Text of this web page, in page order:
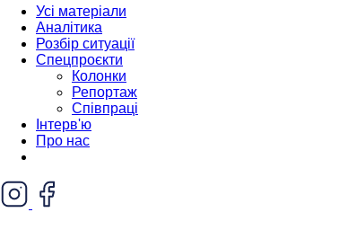
Усі матеріали
Аналітика
Розбір ситуації
Спецпроєкти
Колонки
Репортаж
Співпраці
Інтерв'ю
Про нас